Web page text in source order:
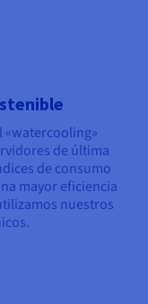
«watercooling»
de última
de consumo
mayor eficiencia
nuestros